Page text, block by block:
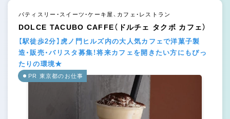
パティスリー・スイーツ・ケーキ屋、カフェ・レストラン
DOLCE TACUBO CAFFE（ドルチェ タクボ カフェ）
【駅徒歩2分】虎ノ門ヒルズ内の大人気カフェで洋菓子製
造・販売・バリスタ募集！将来カフェを開きたい方にもぴっ
たりの環境★
PR 東京都のお仕事